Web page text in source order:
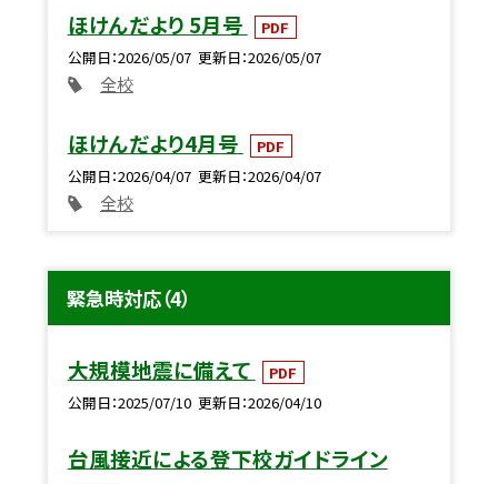
ほけんだより 5月号
PDF
公開日 2026/05/07 更新日 2026/05/07
全校
ほけんだより4月号
PDF
公開日 2026/04/07 更新日 2026/04/07
全校
緊急時対応（4）
大規模地震に備えて
PDF
公開日 2025/07/10 更新日 2026/04/10
台風接近による登下校ガイドライン